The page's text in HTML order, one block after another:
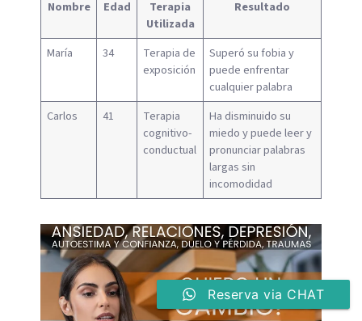
Nombre Edad
Terapia
Utilizada
Resultado
María 34
Terapia de
exposición
Superó su fobia y
puede enfrentar
cualquier palabra
Carlos
41
Terapia
cognitivo-
conductual
Ha disminuido su
miedo y puede leer y
pronunciar palabras
largas sin
incomodidad
Reserva via CHAT